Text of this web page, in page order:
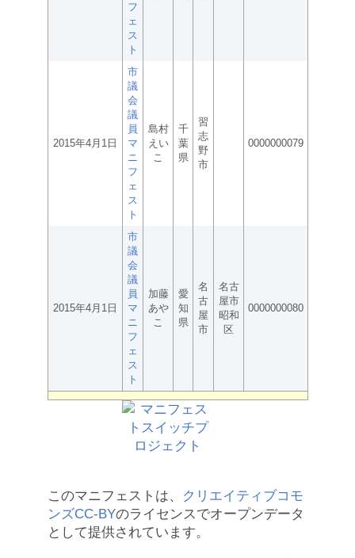
フ
ェ
ス
ト
2015年4月1日
市
議
会
議
員
マ
ニ
フ
ェ
ス
ト
島村
えい
こ
千
葉
県
習
志
野
市
0000000079
2015年4月1日
市
議
会
議
員
マ
ニ
フ
ェ
ス
ト
加藤
あや
こ
愛
知
県
名
古
屋
市
名古
屋市
昭和
区
0000000080
このマニフェストは、
クリエイティブコモ
ンズCC-BYのライセンスでオープンデータ
として提供されています。